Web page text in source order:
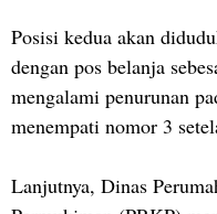
Posisi kedua akan
dengan pos belanja
mengalami penurunan
menempati nomor 3
Lanjutnya, Dinas